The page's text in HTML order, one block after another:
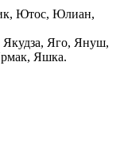
Ютос, Юлиан,
Яго, Януш,
Яшка.